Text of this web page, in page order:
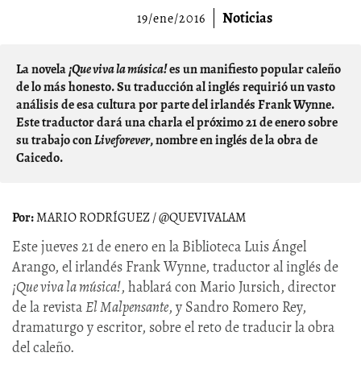
19/ene/2016 Noticias
La novela¡Que viva la música!es un manifiesto popular caleño
de lo más honesto. Su traducción al inglés requirió un vasto
análisis de esa cultura por parte del irlandés Frank Wynne.
Este traductor dará una charla el próximo 21 de enero sobre
su trabajo conLiveforever, nombre en inglés de la obra de
Caicedo.
MARIO RODRÍGUEZ / @QUEVIVALAM
Este jueves 21 de enero en la Biblioteca Luis Ángel
Arango, el irlandés Frank Wynne, traductor al inglés de
¡Que viva la música!, hablará con Mario Jursich, director
de la revistaEl Malpensante, y Sandro Romero Rey,
dramaturgo y escritor, sobre el reto de traducir la obra
del caleño.